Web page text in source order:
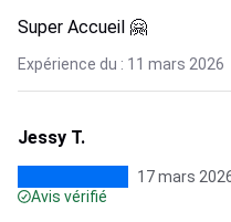
Super Accueil 🤗
Expérience du : 11 mars 2026
Jessy T.
17 mars
Avis vérifié